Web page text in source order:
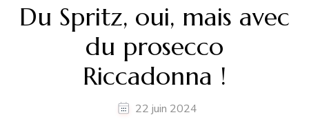
Du Spritz, oui, mais avec
du prosecco
Riccadonna !
22 juin 2024